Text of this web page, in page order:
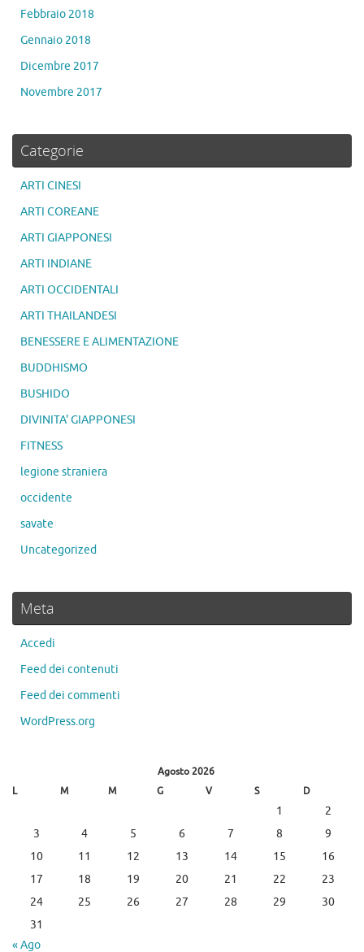
Febbraio 2018
Gennaio 2018
Dicembre 2017
Novembre 2017
Categorie
ARTI CINESI
ARTI COREANE
ARTI GIAPPONESI
ARTI INDIANE
ARTI OCCIDENTALI
ARTI THAILANDESI
BENESSERE E ALIMENTAZIONE
BUDDHISMO
BUSHIDO
DIVINITA' GIAPPONESI
FITNESS
legione straniera
occidente
savate
Uncategorized
Meta
Accedi
Feed dei contenuti
Feed dei commenti
WordPress.org
Agosto 2026
L
M M G V S D
1
2
3
4 5 6 7 8
9
10
11 12 13 14 15
16
17
18 19 20 21 22
23
24
25 26 27 28 29
30
31
« Ago